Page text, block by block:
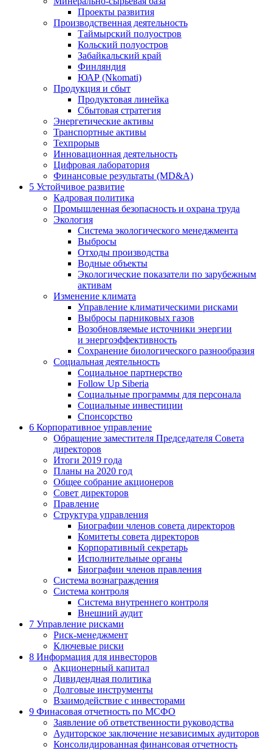
Проекты развития
Производственная деятельность
Таймырский полуостров
Кольский полуостров
Забайкальский край
Финляндия
ЮАР (Nkomati)
Продукция и сбыт
Продуктовая линейка
Сбытовая стратегия
Энергетические активы
Транспортные активы
Техпрорыв
Инновационная деятельность
Цифровая лаборатория
Финансовые результаты (MD&A)
5 Устойчивое развитие
Кадровая политика
Промышленная безопасность и охрана труда
Экология
Система экологического менеджмента
Выбросы
Отходы производства
Водные объекты
Экологические показатели по зарубежным
активам
Изменение климата
Управление климатическими рисками
Выбросы парниковых газов
Возобновляемые источники энергии
и энергоэффективность
Сохранение биологического разнообразия
Социальная деятельность
Социальное партнерство
Follow Up Siberia
Социальные программы для персонала
Социальные инвестиции
Спонсорство
6 Корпоративное управление
Обращение заместителя Председателя Совета
директоров
Итоги 2019 года
Планы на 2020 год
Общее собрание акционеров
Совет директоров
Правление
Структура управления
Биографии членов совета директоров
Комитеты совета директоров
Корпоративный секретарь
Исполнительные органы
Биографии членов правления
Система вознаграждения
Система контроля
Система внутреннего контроля
Внешний аудит
7 Управление рисками
Риск-менеджмент
Ключевые риски
8 Информация для инвесторов
Акционерный капитал
Дивидендная политика
Долговые инструменты
Взаимодействие с инвеcторами
9 Финасовая отчетность по МСФО
Заявление об ответственности руководства
Аудиторское заключение независимых аудиторов
Консолидированная финансовая отчетность